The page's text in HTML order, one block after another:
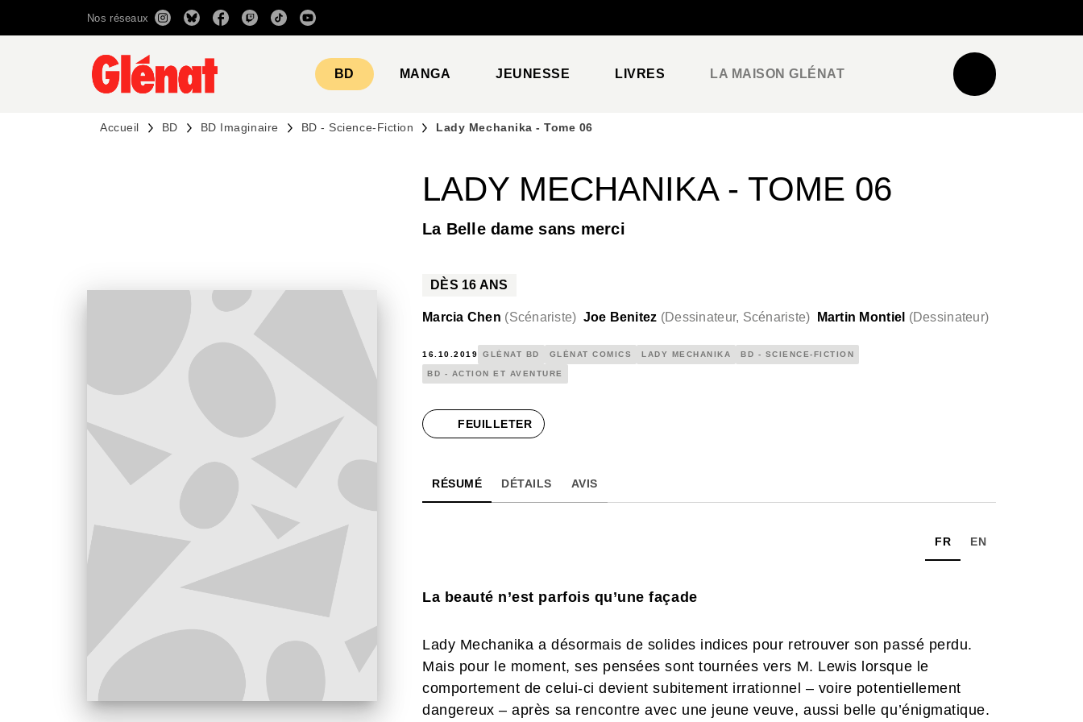
RECHERCHE CONTENU
Nos réseaux
BD MANGA JEUNESSE LIVRES LA MAISON GLÉNAT
Accueil BD BD Imaginaire BD - Science-Fiction Lady Mechanika - Tome 06
LADY MECHANIKA - TOME 06
La Belle dame sans merci
DÈS 16 ANS
Marcia Chen (Scénariste) Joe Benitez (Dessinateur, Scénariste) Martin Montiel (Dessinateur)
16.10.2019 GLÉNAT BD GLÉNAT COMICS LADY MECHANIKA BD - SCIENCE-FICTION
BD - ACTION ET AVENTURE
FEUILLETER
RÉSUMÉ DÉTAILS AVIS
FR EN
La beauté n’est parfois qu’une façade
Lady Mechanika a désormais de solides indices pour retrouver son passé perdu.
Mais pour le moment, ses pensées sont tournées vers M. Lewis lorsque le
comportement de celui-ci devient subitement irrationnel – voire potentiellement
dangereux – après sa rencontre avec une jeune veuve, aussi belle qu’énigmatique.